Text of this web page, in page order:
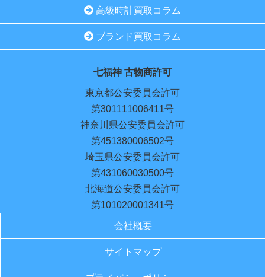
高級時計買取コラム
ブランド買取コラム
七福神 古物商許可
東京都公安委員会許可
第301111006411号
神奈川県公安委員会許可
第451380006502号
埼玉県公安委員会許可
第431060030500号
北海道公安委員会許可
第101020001341号
会社概要
サイトマップ